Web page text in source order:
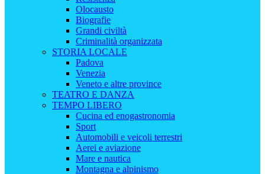
Olocausto
Biografie
Grandi civiltà
Criminalità organizzata
STORIA LOCALE
Padova
Venezia
Veneto e altre province
TEATRO E DANZA
TEMPO LIBERO
Cucina ed enogastronomia
Sport
Automobili e veicoli terrestri
Aerei e aviazione
Mare e nautica
Montagna e alpinismo